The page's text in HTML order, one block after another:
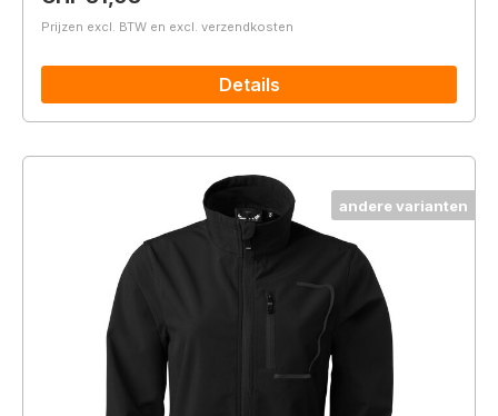
Prijzen excl. BTW en excl. verzendkosten
Details
andere varianten